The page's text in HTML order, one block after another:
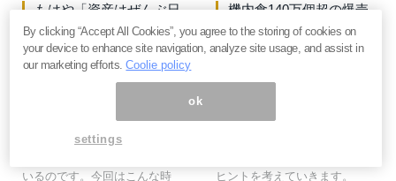
もはや「資産はぜんぶ日
本円」は無謀。“戦争の
火種”に囲まれた日本人
が知るべき自己防衛のた
めの投資戦略＝俣野成敏
対岸の火事ではありません。
日本はロシア・中国・北朝鮮
いるのです。今回はこんな時
機内食140万個超の爆売
れ。ANAはどうやって
営業黒字に戻したのか？
新アプリでポイントを配
が、この危機に新しいアイデ
ヒントを考えていきます。
By clicking “Accept All Cookies”, you agree to the storing of cookies on
your device to enhance site navigation, analyze site usage, and assist in
our marketing efforts.Coolie policy
ok
settings